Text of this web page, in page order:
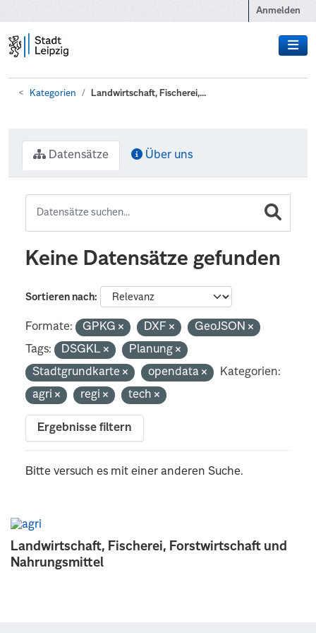
Anmelden
Kategorien Landwirtschaft, Fischerei,...
Landwirtschaft, Fischerei, Forstwirtschaft und
Nahrungsmittel
Datensätze Über uns
Keine Datensätze gefunden
Sortieren nach
Formate: GPKG DXF
GeoJSON
Tags:
DSGKL
Planung
Stadtgrundkarte
opendata
Kategorien:
agri
regi tech
Ergebnisse filtern
Bitte versuch es mit einer anderen Suche.